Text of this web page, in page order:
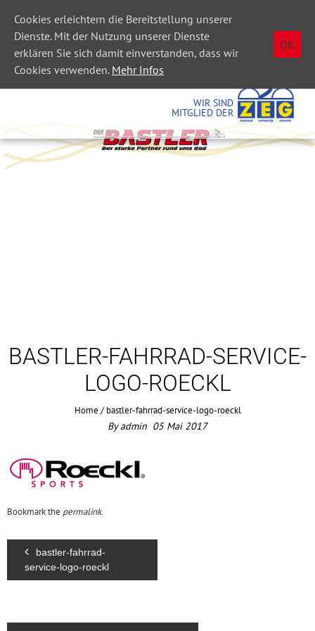
WIR SIND
MITGLIED DER
BASTLER-FAHRRAD-SERVICE-
LOGO-ROECKL
Home / bastler-fahrrad-service-logo-roeckl
Byadmin 05 Mai 2017
Bookmark the permalink.
bastler-fahrrad-
service-logo-roeckl
Cookies erleichtern die Bereitstellung unserer
Dienste. Mit der Nutzung unserer Dienste
erklären Sie sich damit einverstanden, dass wir
Cookies verwenden. Mehr Infos
OK